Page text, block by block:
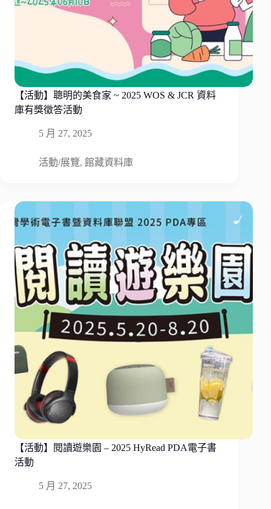
【活動】聰明的美食家 ~ 2025 WOS & JCR 資料
庫有獎徵答活動
5 月 27, 2025
活動/展覽, 館藏資料庫
【活動】閱讀遊樂園 – 2025 HyRead PDA電子書
活動
5 月 27, 2025